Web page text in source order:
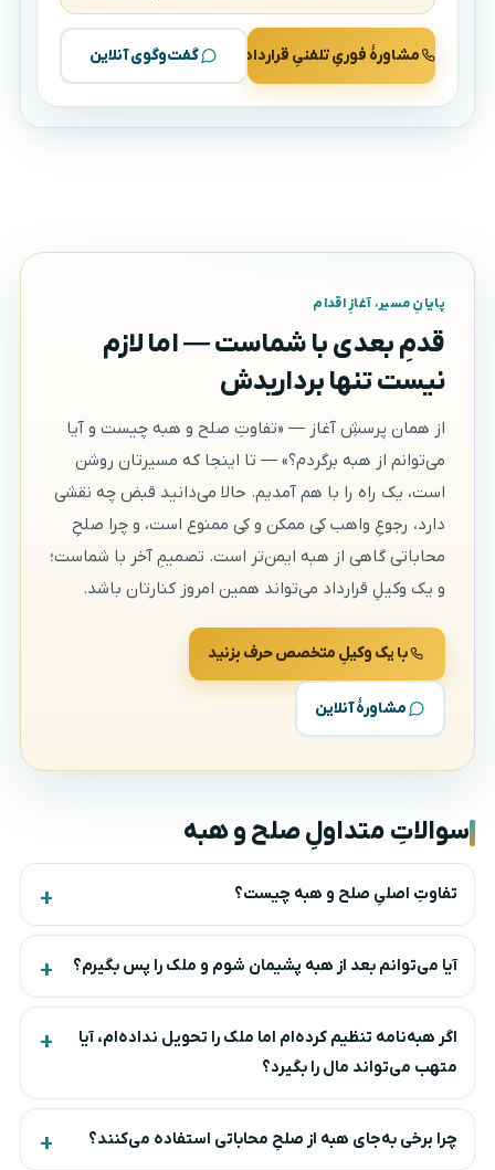
مشاورهٔ فوریِ تلفنیِ قرارداد گفت‌وگوی آنلاین
پایانِ مسیر، آغازِ اقدام
قدمِ بعدی با شماست — اما لازم
نیست تنها برداریدش
از همان پرسشِ آغاز — «تفاوتِ صلح و هبه چیست و آیا
می‌توانم از هبه برگردم؟» — تا اینجا که مسیرتان روشن
است، یک راه را با هم آمدیم. حالا می‌دانید قبض چه نقشی
دارد، رجوعِ واهب کِی ممکن و کِی ممنوع است، و چرا صلحِ
محاباتی گاهی از هبه ایمن‌تر است. تصمیمِ آخر با شماست؛
و یک وکیلِ قرارداد می‌تواند همین امروز کنارتان باشد.
با یک وکیلِ متخصص حرف بزنید
مشاورهٔ آنلاین
سوالاتِ متداولِ صلح و هبه
تفاوتِ اصلیِ صلح و هبه چیست؟
آیا می‌توانم بعد از هبه پشیمان شوم و ملک را پس بگیرم؟
اگر هبه‌نامه تنظیم کرده‌ام اما ملک را تحویل نداده‌ام، آیا
متهب می‌تواند مال را بگیرد؟
چرا برخی به‌جای هبه از صلحِ محاباتی استفاده می‌کنند؟